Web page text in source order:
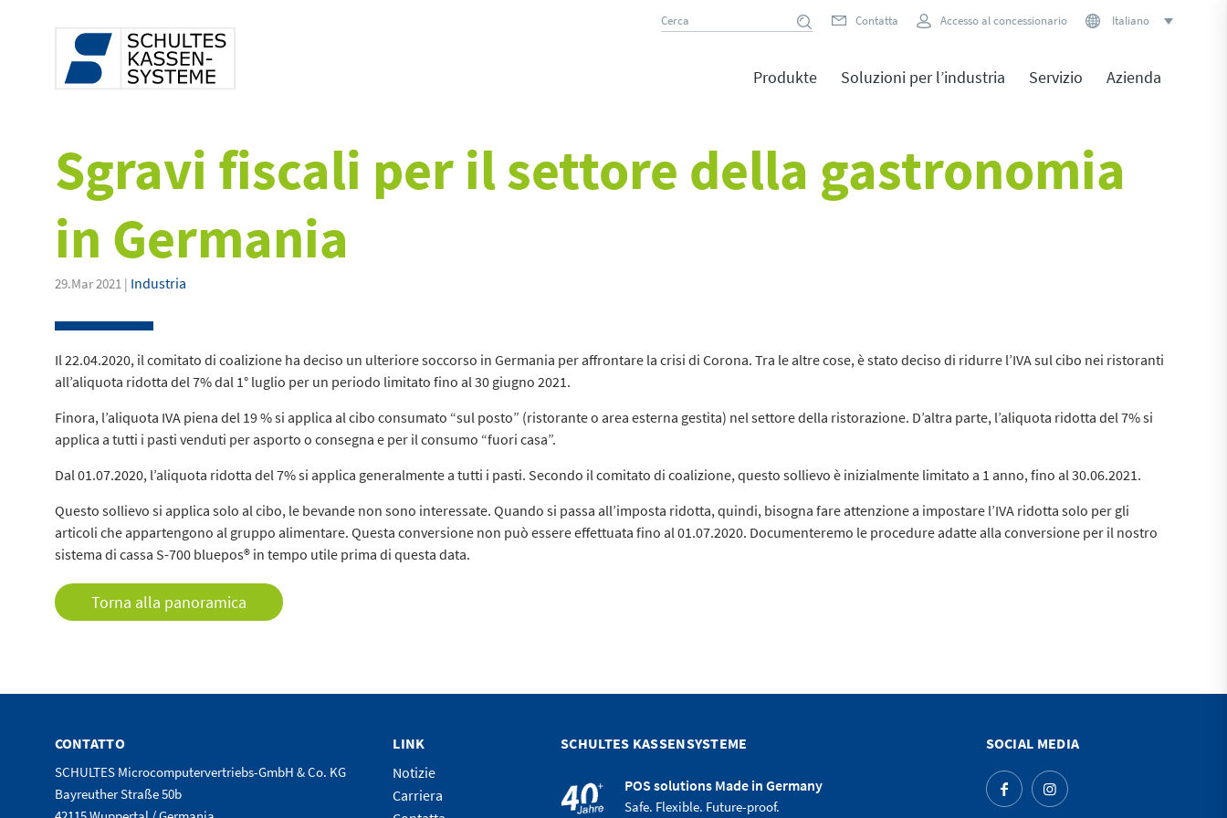
Contatta Accesso al concessionario Italiano
Produkte Soluzioni per l’industria Servizio Azienda
Sgravi fiscali per il settore della gastronomia
in Germania
29.Mar 2021 | Industria
Il 22.04.2020, il comitato di coalizione ha deciso un ulteriore soccorso in Germania per affrontare la crisi di Corona. Tra le altre cose, è stato deciso di ridurre l’IVA sul cibo nei ristoranti
all’aliquota ridotta del 7% dal 1° luglio per un periodo limitato fino al 30 giugno 2021.
Finora, l’aliquota IVA piena del 19 % si applica al cibo consumato “sul posto” (ristorante o area esterna gestita) nel settore della ristorazione. D’altra parte, l’aliquota ridotta del 7% si
applica a tutti i pasti venduti per asporto o consegna e per il consumo “fuori casa”.
Dal 01.07.2020, l’aliquota ridotta del 7% si applica generalmente a tutti i pasti. Secondo il comitato di coalizione, questo sollievo è inizialmente limitato a 1 anno, fino al 30.06.2021.
Questo sollievo si applica solo al cibo, le bevande non sono interessate. Quando si passa all’imposta ridotta, quindi, bisogna fare attenzione a impostare l’IVA ridotta solo per gli
articoli che appartengono al gruppo alimentare. Questa conversione non può essere effettuata fino al 01.07.2020. Documenteremo le procedure adatte alla conversione per il nostro
sistema di cassa S-700 bluepos® in tempo utile prima di questa data.
Torna alla panoramica
CONTATTO
SCHULTES Microcomputervertriebs-GmbH & Co. KG
Bayreuther Straße 50b
LINK
Notizie
Carriera
SCHULTES KASSENSYSTEME
POS solutions Made in Germany
Safe. Flexible. Future-proof.
SOCIAL MEDIA